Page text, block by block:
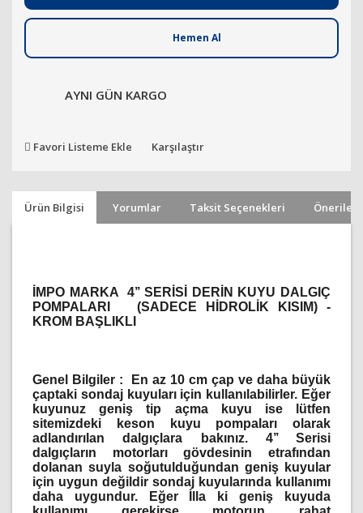
Hemen Al
AYNI GÜN KARGO
Favori Listeme Ekle Karşılaştır
Ürün Bilgisi Yorumlar Taksit Seçenekleri
İMPO MARKA 4’’ SERİSİ DERİN KUYU DALGIÇ
POMPALARI (SADECE HİDROLİK KISIM) -
KROM BAŞLIKLI
Genel Bilgiler :
En az 10 cm çap ve daha büyük
çaptaki sondaj kuyuları için kullanılabilirler. Eğer
kuyunuz geniş tip açma kuyu ise lütfen
sitemizdeki keson kuyu pompaları olarak
adlandırılan dalgıçlara bakınız. 4’’ Serisi
dalgıçların motorları gövdesinin etrafından
dolanan suyla soğutulduğundan geniş kuyular
için uygun değildir sondaj kuyularında kullanımı
daha uygundur. Eğer İlla ki geniş kuyuda